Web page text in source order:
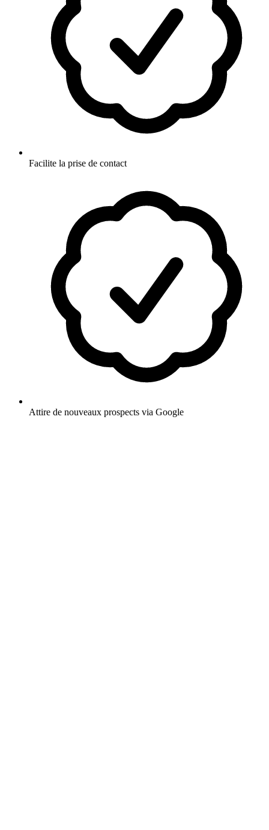
Facilite la prise de contact
Attire de nouveaux prospects via Google